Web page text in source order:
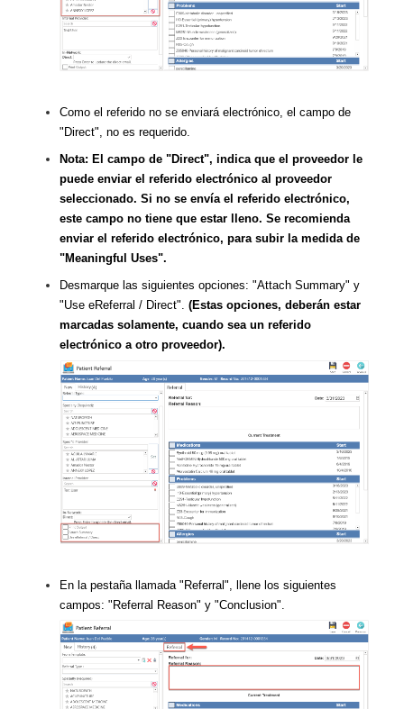
Como el referido no se enviará electrónico, el campo de
"Direct", no es requerido.
Nota: El campo de "Direct", indica que el proveedor le
puede enviar el referido electrónico al proveedor
seleccionado. Si no se envía el referido electrónico,
este campo no tiene que estar lleno. Se recomienda
enviar el referido electrónico, para subir la medida de
"Meaningful Uses".
Desmarque las siguientes opciones: "Attach Summary" y
"Use eReferral / Direct". (Estas opciones, deberán estar
marcadas solamente, cuando sea un referido
electrónico a otro proveedor).
En la pestaña llamada "Referral", llene los siguientes
campos: "Referral Reason" y "Conclusion".